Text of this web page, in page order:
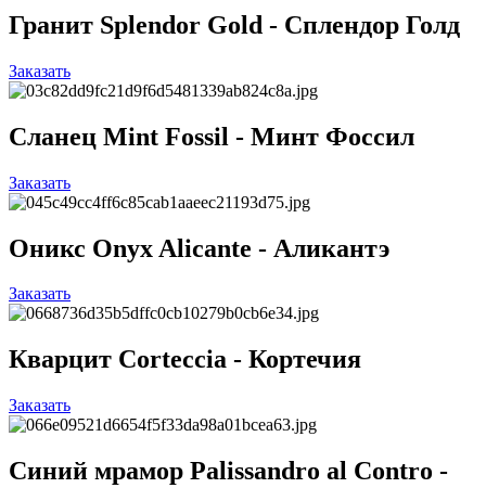
Гранит Splendor Gold - Сплендор Голд
Заказать
Сланец Mint Fossil - Минт Фоссил
Заказать
Оникс Onyx Alicante - Аликантэ
Заказать
Кварцит Corteccia - Кортечия
Заказать
Синий мрамор Palissandro al Contro -